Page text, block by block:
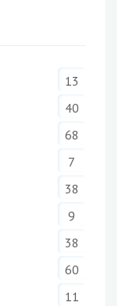
13
40
68
7
38
9
38
60
11